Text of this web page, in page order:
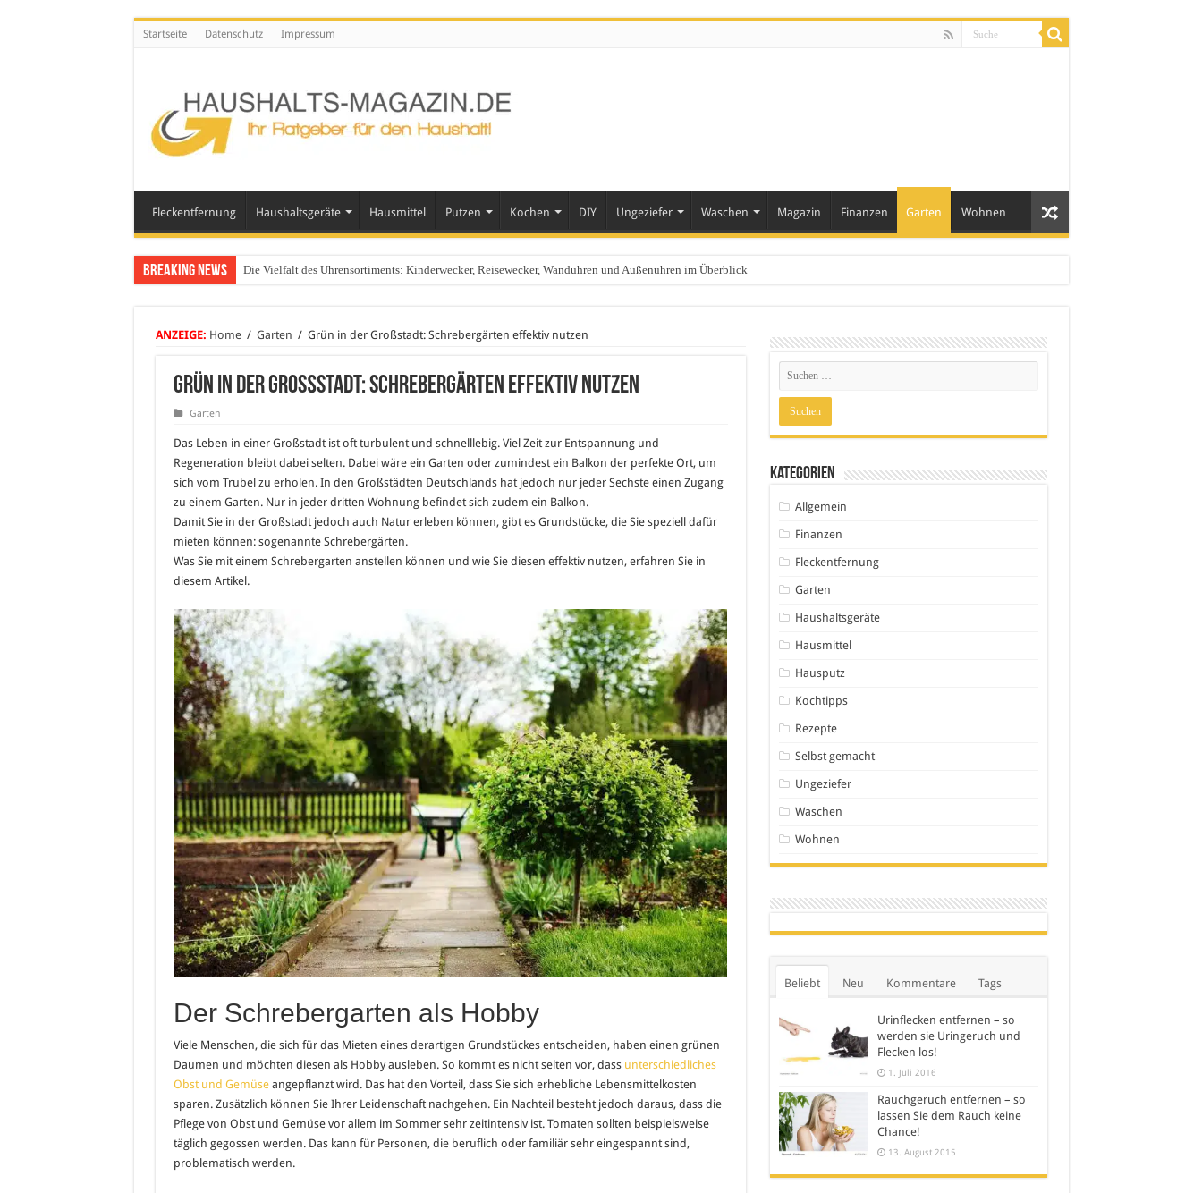
Startseite Datenschutz Impressum
Fleckentfernung Haushaltsgeräte Hausmittel Putzen Kochen DIY Ungeziefer Waschen Magazin Finanzen Garten Wohnen
Breaking News Die Vielfalt des Uhrensortiments: Kinderwecker, Reisewecker, Wanduhren und Außenuhren im Überblick
ANZEIGE: Home / Garten / Grün in der Großstadt: Schrebergärten effektiv nutzen
Grün in der Großstadt: Schrebergärten effektiv nutzen
Garten
Das Leben in einer Großstadt ist oft turbulent und schnelllebig. Viel Zeit zur Entspannung und
Regeneration bleibt dabei selten. Dabei wäre ein Garten oder zumindest ein Balkon der perfekte Ort, um
sich vom Trubel zu erholen. In den Großstädten Deutschlands hat jedoch nur jeder Sechste einen Zugang
zu einem Garten. Nur in jeder dritten Wohnung befindet sich zudem ein Balkon.
Damit Sie in der Großstadt jedoch auch Natur erleben können, gibt es Grundstücke, die Sie speziell dafür
mieten können: sogenannte Schrebergärten.
Was Sie mit einem Schrebergarten anstellen können und wie Sie diesen effektiv nutzen, erfahren Sie in
diesem Artikel.
Der Schrebergarten als Hobby
Viele Menschen, die sich für das Mieten eines derartigen Grundstückes entscheiden, haben einen grünen
Daumen und möchten diesen als Hobby ausleben. So kommt es nicht selten vor, dass unterschiedliches
Obst und Gemüseangepflanzt wird. Das hat den Vorteil, dass Sie sich erhebliche Lebensmittelkosten
sparen. Zusätzlich können Sie Ihrer Leidenschaft nachgehen. Ein Nachteil besteht jedoch daraus, dass die
Pflege von Obst und Gemüse vor allem im Sommer sehr zeitintensiv ist. Tomaten sollten beispielsweise
täglich gegossen werden. Das kann für Personen, die beruflich oder familiär sehr eingespannt sind,
problematisch werden.
Kategorien
Allgemein
Finanzen
Fleckentfernung
Garten
Haushaltsgeräte
Hausmittel
Hausputz
Kochtipps
Rezepte
Selbst gemacht
Ungeziefer
Waschen
Wohnen
Beliebt Neu Kommentare Tags
Urinflecken entfernen – so
werden sie Uringeruch und
Flecken los!
1. Juli 2016
Rauchgeruch entfernen – so
lassen Sie dem Rauch keine
Chance!
13. August 2015